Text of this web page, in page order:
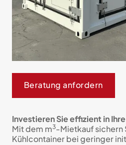
Beratung anfordern
Investieren Sie effizient in
Mit dem m3-Mietkauf sichern
Kühlcontainer bei geringer